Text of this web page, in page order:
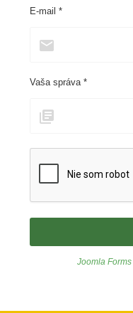
E-mail *
Vaša správa *
Joomla Forms